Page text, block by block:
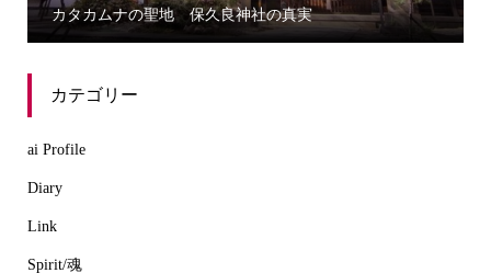
カタカムナの聖地 保久良神社の真実
カテゴリー
ai Profile
Diary
Link
Spirit/魂